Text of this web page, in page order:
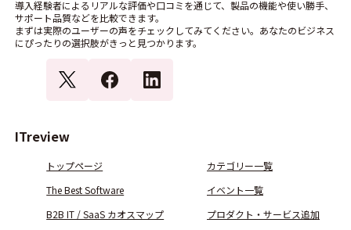
導入経験者によるリアルな評価や口コミを通じて、製品の機能や使い勝手、
サポート品質などを比較できます。
まずは実際のユーザーの声をチェックしてみてください。あなたのビジネス
にぴったりの選択肢がきっと見つかります。
ITreview
トップページ
カテゴリー一覧
The Best Software
イベント一覧
B2B IT / SaaS カオスマップ
プロダクト・サービス追加